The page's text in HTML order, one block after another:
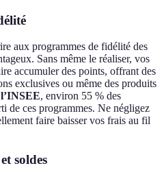
aux programmes de fidélité des
Sans même le réaliser, vos
accumuler des points, offrant des
exclusives ou même des produits
, environ 55 % des
de ces programmes. Ne négligez
faire baisser vos frais au fil
soldes